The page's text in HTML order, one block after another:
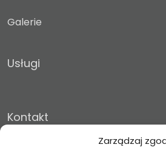
Zarządzaj
Galerie
Usługi
Kontakt
Żuki 50A, 62-700 Turek, .